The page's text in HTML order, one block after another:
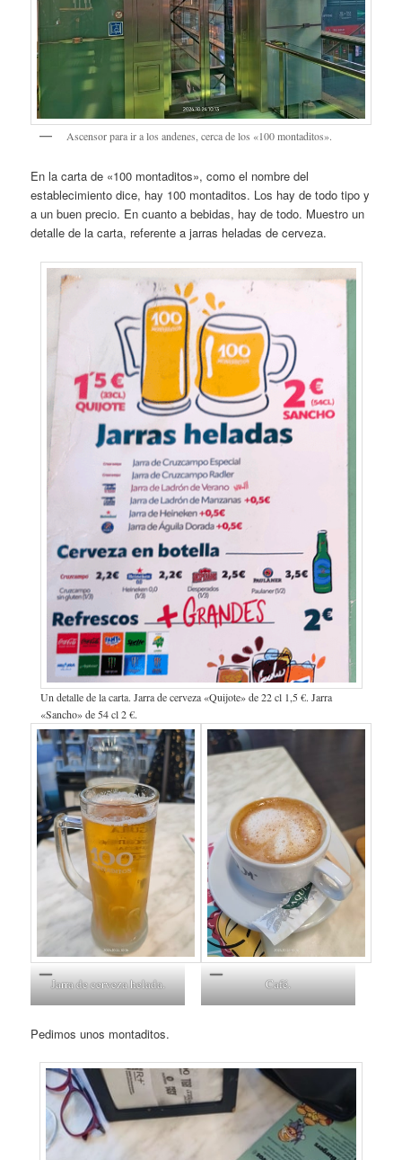
Ascensor para ir a los andenes, cerca de los «100 montaditos».
En la carta de «100 montaditos», como el nombre del
establecimiento dice, hay 100 montaditos. Los hay de todo tipo y
a un buen precio. En cuanto a bebidas, hay de todo. Muestro un
detalle de la carta, referente a jarras heladas de cerveza.
Un detalle de la carta. Jarra de cerveza «Quijote» de 22 cl 1,5 €. Jarra
«Sancho» de 54 cl 2 €.
Jarra de cerveza helada. Café.
Pedimos unos montaditos.